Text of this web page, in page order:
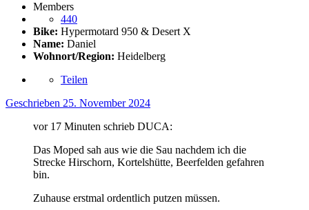
Members
440
Bike: Hypermotard 950 & Desert X
Name: Daniel
Wohnort/Region: Heidelberg
Teilen
Geschrieben 25. November 2024
vor 17 Minuten schrieb DUCA:
Das Moped sah aus wie die Sau nachdem ich die
Strecke Hirschorn, Kortelshütte, Beerfelden gefahren
bin.
Zuhause erstmal ordentlich putzen müssen.